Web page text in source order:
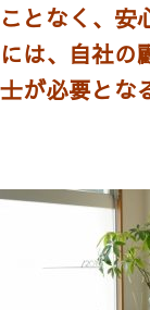
ことなく、安
には、自社の
士が必要とな